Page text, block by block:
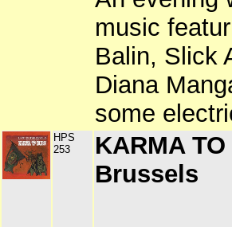
music
Balin, Slick
Diana
some
HPS
253
KARMA
Brussels